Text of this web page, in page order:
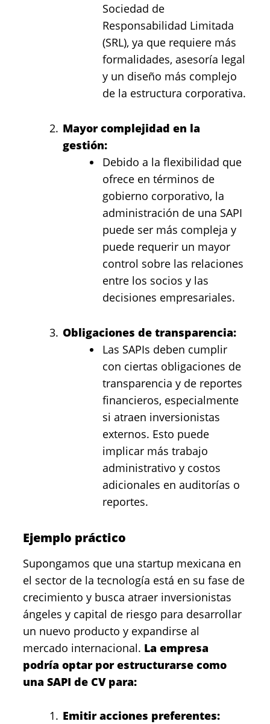
Sociedad de
Responsabilidad Limitada
(SRL), ya que requiere más
formalidades, asesoría legal
y un diseño más complejo
de la estructura corporativa.
Mayor complejidad en la
gestión:
Debido a la flexibilidad que
ofrece en términos de
gobierno corporativo, la
administración de una SAPI
puede ser más compleja y
puede requerir un mayor
control sobre las relaciones
entre los socios y las
decisiones empresariales.
Obligaciones de transparencia:
Las SAPIs deben cumplir
con ciertas obligaciones de
transparencia y de reportes
financieros, especialmente
si atraen inversionistas
externos. Esto puede
implicar más trabajo
administrativo y costos
adicionales en auditorías o
reportes.
Ejemplo práctico
Supongamos que una startup mexicana en
el sector de la tecnología está en su fase de
crecimiento y busca atraer inversionistas
ángeles y capital de riesgo para desarrollar
un nuevo producto y expandirse al
mercado internacional. La empresa
podría optar por estructurarse como
una SAPI de CV para:
Emitir acciones preferentes: